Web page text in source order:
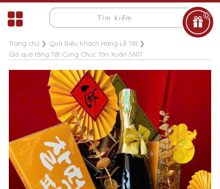
0
Trang chủ❯ Quà Biếu Khách Hàng Lễ Tết❯
Giỏ quà tặng Tết Cung Chúc Tân Xuân SN17